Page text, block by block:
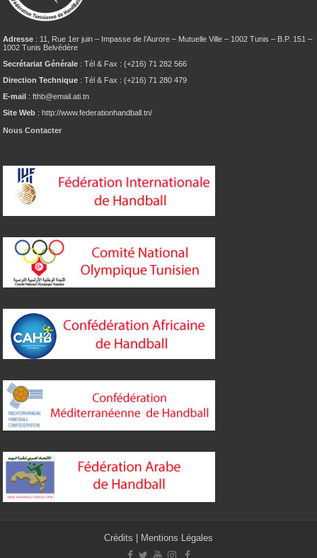
Adresse : 11, Rue 1er juin – Impasse de l’Aurore – Mutuelle Ville – 1002 Tunis – B.P. 151 –
1002 Tunis Belvédère
Secrétariat Générale : Tél & Fax : (+216) 71 282 566
Direction Technique : Tél & Fax : (+216) 71 280 479
E-mail : fthb@email.ati.tn
Site Web : http://www.federationhandball.tn/
Nous Contacter
Crédits Mentions Légales